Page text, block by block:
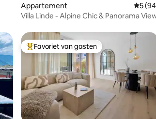
Appartement
5
Villa Linde - Alpine Chic & Panorama
Topfavoriet van gasten
Favoriet van gasten